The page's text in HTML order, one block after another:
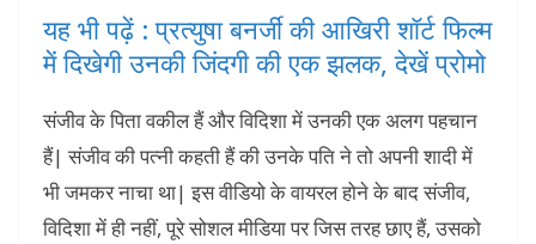
यह भी पढ़ें : प्रत्युषा बनर्जी की आखिरी शॉर्ट फिल्म
में दिखेगी उनकी जिंदगी की एक झलक, देखें प्रोमो
संजीव के पिता वकील हैं और विदिशा में उनकी एक अलग पहचान
हैं| संजीव की पत्नी कहती हैं की उनके पति ने तो अपनी शादी में
भी जमकर नाचा था| इस वीडियो के वायरल होने के बाद संजीव,
विदिशा में ही नहीं, पूरे सोशल मीडिया पर जिस तरह छाए हैं, उसको